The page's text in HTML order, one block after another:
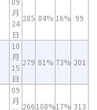
月
24
日
285 84% 16% 99
10
月
15
日
279 81% 73% 201
09
月
266108%17% 313